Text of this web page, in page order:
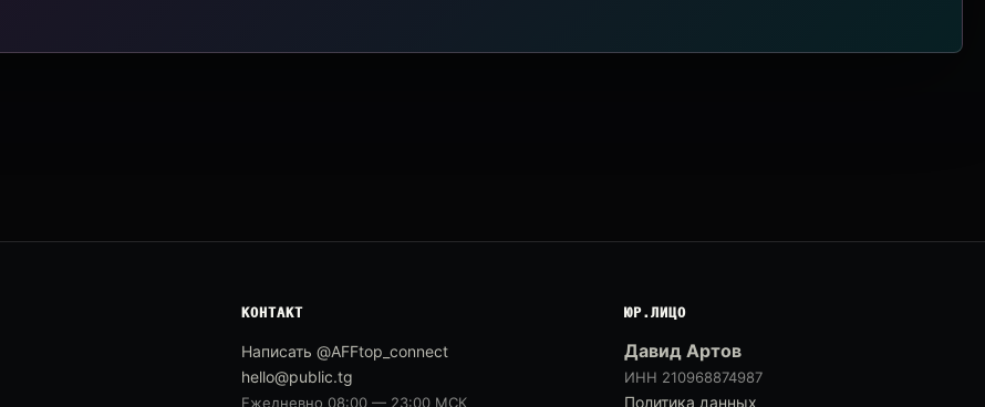
КОНТАКТ
Написать @AFFtop_connect
hello@public.tg
Ежедневно 08:00 — 23:00 МСК
ЮР.ЛИЦО
Давид Артов
ИНН 210968874987
Политика данных